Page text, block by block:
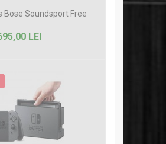
Bose Soundsport Free
LEI